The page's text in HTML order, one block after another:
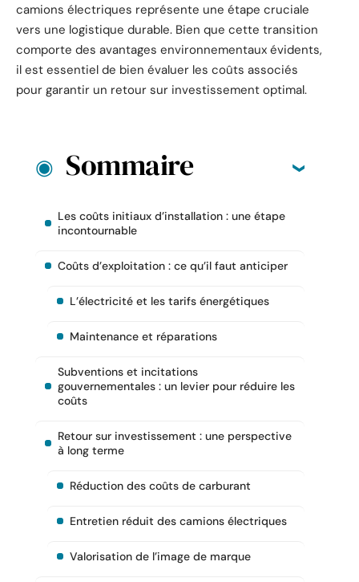
camions électriques représente une étape cruciale
vers une logistique durable. Bien que cette transition
comporte des avantages environnementaux évidents,
il est essentiel de bien évaluer les coûts associés
pour garantir un retour sur investissement optimal.
Sommaire
Les coûts initiaux d’installation : une étape
incontournable
Coûts d’exploitation : ce qu’il faut anticiper
L’électricité et les tarifs énergétiques
Maintenance et réparations
Subventions et incitations
gouvernementales : un levier pour réduire les
coûts
Retour sur investissement : une perspective
à long terme
Réduction des coûts de carburant
Entretien réduit des camions électriques
Valorisation de l’image de marque